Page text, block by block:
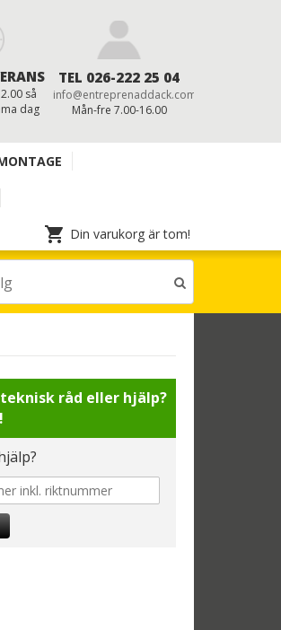
så
dag
TEL 026-222 25 04
info@entreprenaddack.com
Mån-fre 7.00-16.00
Din varukorg är tom!
råd eller hjälp?